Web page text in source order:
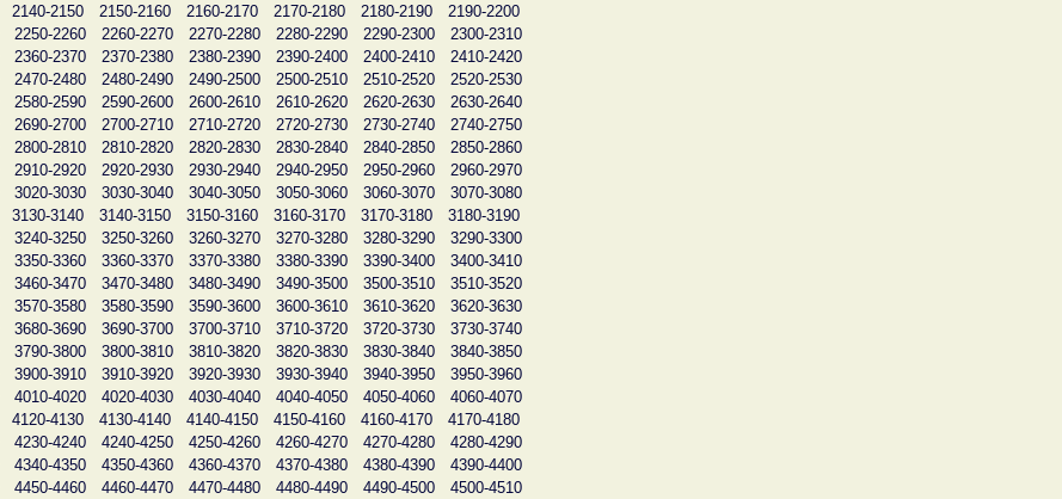
2140-2150 2150-2160 2160-2170 2170-2180 2180-2190
2190-2200
2250-2260 2260-2270 2270-2280 2280-2290 2290-2300
2300-2310
2360-2370 2370-2380 2380-2390 2390-2400 2400-2410
2410-2420
2470-2480 2480-2490 2490-2500 2500-2510 2510-2520
2520-2530
2580-2590 2590-2600 2600-2610 2610-2620 2620-2630
2630-2640
2690-2700 2700-2710 2710-2720 2720-2730 2730-2740
2740-2750
2800-2810 2810-2820 2820-2830 2830-2840 2840-2850
2850-2860
2910-2920 2920-2930 2930-2940 2940-2950 2950-2960
2960-2970
3020-3030 3030-3040 3040-3050 3050-3060 3060-3070
3070-3080
3130-3140 3140-3150 3150-3160 3160-3170 3170-3180
3180-3190
3240-3250 3250-3260 3260-3270 3270-3280 3280-3290
3290-3300
3350-3360 3360-3370 3370-3380 3380-3390 3390-3400
3400-3410
3460-3470 3470-3480 3480-3490 3490-3500 3500-3510
3510-3520
3570-3580 3580-3590 3590-3600 3600-3610 3610-3620
3620-3630
3680-3690 3690-3700 3700-3710 3710-3720 3720-3730
3730-3740
3790-3800 3800-3810 3810-3820 3820-3830 3830-3840
3840-3850
3900-3910 3910-3920 3920-3930 3930-3940 3940-3950
3950-3960
4010-4020 4020-4030 4030-4040 4040-4050 4050-4060
4060-4070
4120-4130 4130-4140 4140-4150 4150-4160 4160-4170
4170-4180
4230-4240 4240-4250 4250-4260 4260-4270 4270-4280
4280-4290
4340-4350 4350-4360 4360-4370 4370-4380 4380-4390
4390-4400
4450-4460 4460-4470 4470-4480 4480-4490 4490-4500
4500-4510